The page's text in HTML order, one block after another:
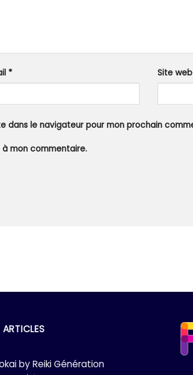
* Site web
dans le navigateur pour mon prochain
mon commentaire.
ARTICLES
by Reiki Génération